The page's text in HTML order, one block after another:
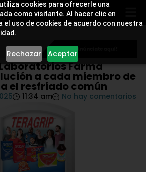
cookies para ofrecerle una
como visitante. Al hacer clic en
el uso de cookies de acuerdo con nuestra
Rechazar Aceptar
Farma
a cada miembro de
el resfriado común
11:34 am No hay comentarios